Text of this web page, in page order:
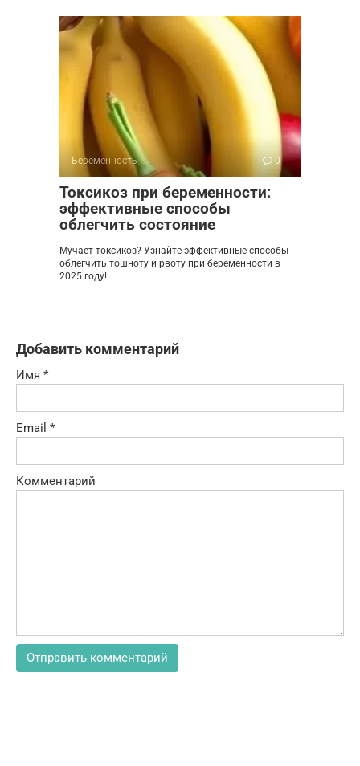
Беременность 0
Токсикоз при беременности:
эффективные способы
облегчить состояние
Мучает токсикоз? Узнайте эффективные способы
облегчить тошноту и рвоту при беременности в
2025 году!
Добавить комментарий
Имя *
Email *
Комментарий